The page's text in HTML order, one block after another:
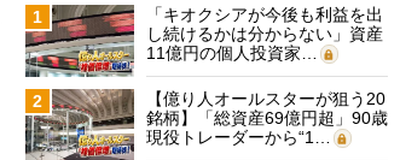
1
「キオクシアが今後も利益を出
し続けるかは分からない」資産
11億円の個人投資家…
2
【億り人オールスターが狙う20
銘柄】「総資産69億円超」90歳
現役トレーダーから“1…